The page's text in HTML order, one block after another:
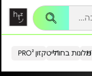
הייטקזון PRO²מלונות בחו"ל